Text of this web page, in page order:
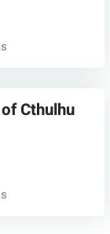
Cthulhu